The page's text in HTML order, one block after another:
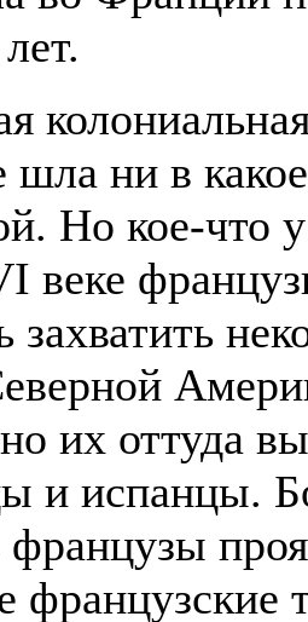
шла ни в
Но кое-что
веке
захватить
их оттуда
и испанцы.
французы
французские